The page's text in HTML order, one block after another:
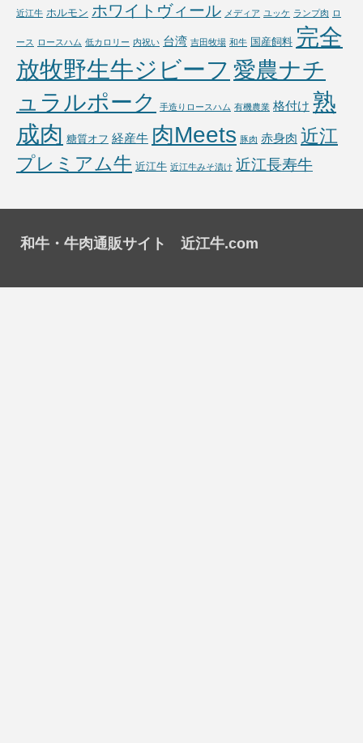
近江牛 ホルモン ホワイトヴィール メディア ユッケ ランプ肉 ロ
ース ロースハム 低カロリー 内祝い 台湾 吉田牧場 和牛 国産飼料 完全
放牧野生牛ジビーフ 愛農ナチ
ュラルポーク
手造りロースハム 有機農業 格付け 熟
成肉 糖質オフ 経産牛 肉Meets 豚肉 赤身肉 近江
プレミアム牛 近江牛 近江牛みそ漬け 近江長寿牛
和牛・牛肉通販サイト 近江牛.com